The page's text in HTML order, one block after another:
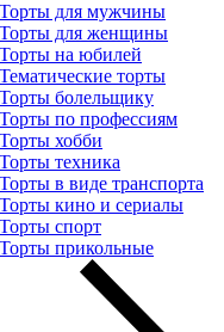
Торты для мужчины
Торты для женщины
Торты на юбилей
Тематические торты
Торты болельщику
Торты по профессиям
Торты хобби
Торты техника
Торты в виде транспорта
Торты кино и сериалы
Торты спорт
Торты прикольные